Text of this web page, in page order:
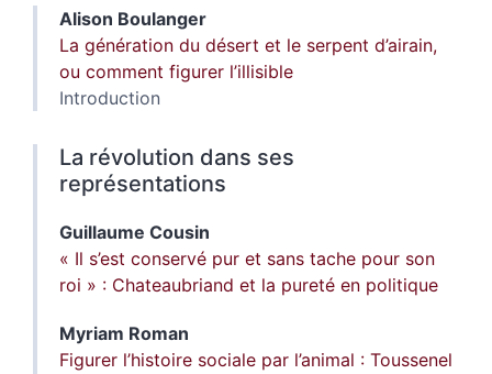
Alison Boulanger
La génération du désert et le serpent d’airain,
ou comment figurer l’illisible
Introduction
La révolution dans ses
représentations
Guillaume Cousin
« Il s’est conservé pur et sans tache pour son
roi » : Chateaubriand et la pureté en politique
Myriam Roman
Figurer l’histoire sociale par l’animal : Toussenel